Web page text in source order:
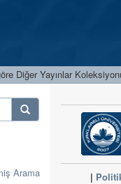
Diğer Yayınlar
Arama
|